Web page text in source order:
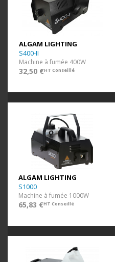
ALGAM LIGHTING
S400-II
Machine à fumée 400W
32,50 €HT Conseillé
ALGAM LIGHTING
S1000
Machine à fumée 1000W
65,83 €HT Conseillé